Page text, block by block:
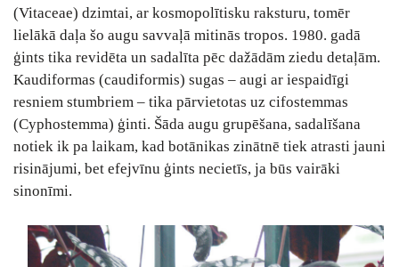
(Vitaceae) dzimtai, ar kosmopolītisku raksturu, tomēr
lielākā daļa šo augu savvaļā mitinās tropos. 1980. gadā
ģints tika revidēta un sadalīta pēc dažādām ziedu detaļām.
Kaudiformas (caudiformis) sugas – augi ar iespaidīgi
resniem stumbriem – tika pārvietotas uz cifostemmas
(Cyphostemma) ģinti. Šāda augu grupēšana, sadalīšana
notiek ik pa laikam, kad botānikas zinātnē tiek atrasti jauni
risinājumi, bet efejvīnu ģints necietīs, ja būs vairāki
sinonīmi.